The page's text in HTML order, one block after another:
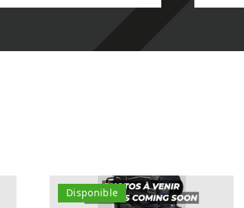
Disponible